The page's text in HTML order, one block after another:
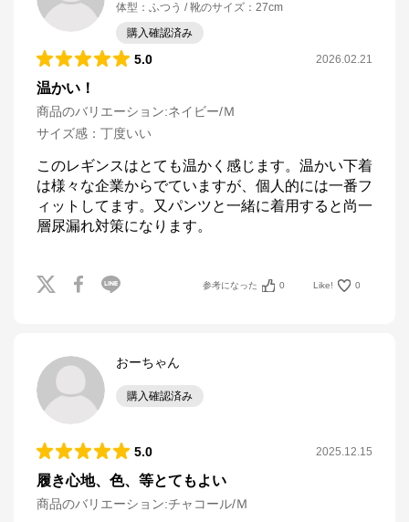
体型 ： ふつう 靴のサイズ ： 27cm
購入確認済み
5.0 2026.02.21
温かい！
商品のバリエーション:ネイビー/Ｍ
サイズ感 ： 丁度いい
このレギンスはとても温かく感じます。温かい下着
は様々な企業からでていますが、個人的には一番フ
ィットしてます。又パンツと一緒に着用すると尚一
層尿漏れ対策になります。
参考になった 0 Like! 0
おーちゃん
購入確認済み
5.0 2025.12.15
履き心地、色、等とてもよい
商品のバリエーション:チャコール/Ｍ